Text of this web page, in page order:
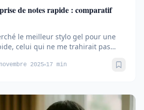
de notes rapide : comparatif
le meilleur stylo gel pour une
celui qui ne me trahirait pas
2025 17 min